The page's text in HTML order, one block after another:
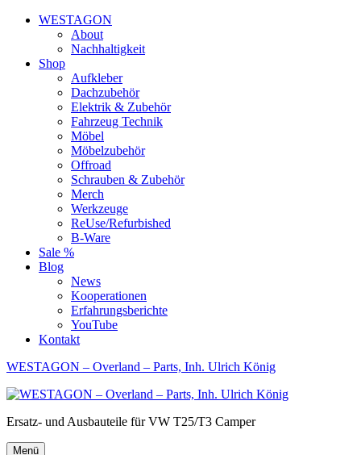
WESTAGON
About
Nachhaltigkeit
Shop
Aufkleber
Dachzubehör
Elektrik & Zubehör
Fahrzeug Technik
Möbel
Möbelzubehör
Offroad
Schrauben & Zubehör
Merch
Werkzeuge
ReUse/Refurbished
B-Ware
Sale %
Blog
News
Kooperationen
Erfahrungsberichte
YouTube
Kontakt
WESTAGON – Overland – Parts, Inh. Ulrich König
Ersatz- und Ausbauteile für VW T25/T3 Camper
Menü